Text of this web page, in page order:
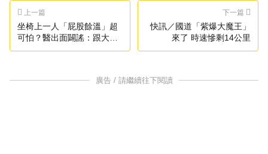
上一篇
坐椅上一人「屁股餘溫」超
可怕？醫出面闢謠：跟大腦
有關
下一篇
快訊／國道「紫爆大魔王」
來了 時速慘剩14公里
廣告 / 請繼續往下閱讀